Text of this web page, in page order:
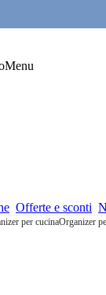
Menu
Offerte e sconti
per cucinaOrganizer